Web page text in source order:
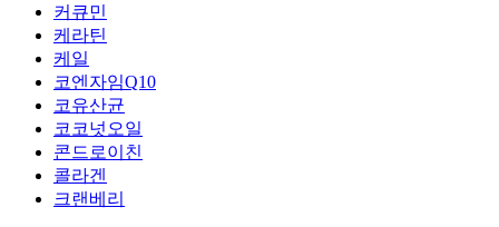
커큐민
케라틴
케일
코엔자임Q10
코유산균
코코넛오일
콘드로이친
콜라겐
크랜베리